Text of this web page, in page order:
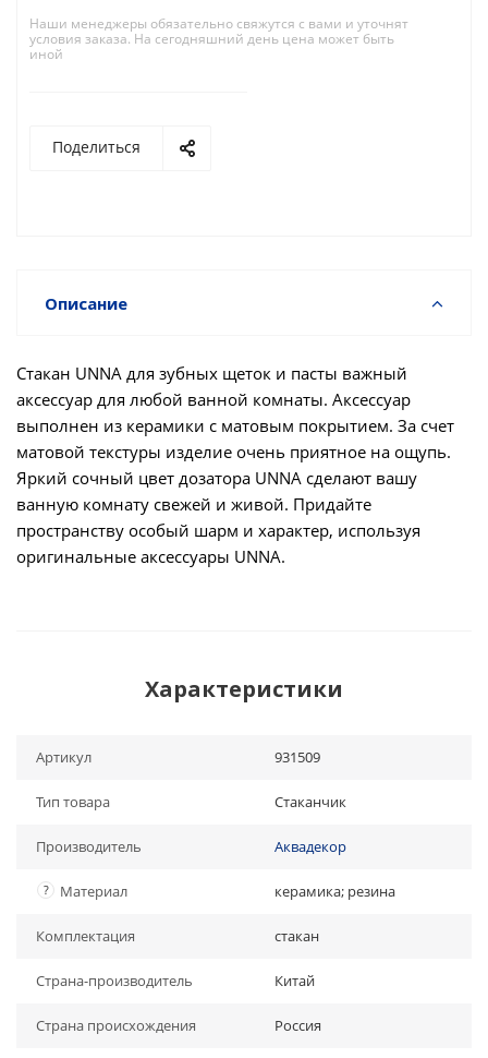
Наши менеджеры обязательно свяжутся с вами и уточнят
условия заказа. На сегодняшний день цена может быть
иной
Поделиться
Описание
Стакан UNNA для зубных щеток и пасты важный
аксессуар для любой ванной комнаты. Аксессуар
выполнен из керамики с матовым покрытием. За счет
матовой текстуры изделие очень приятное на ощупь.
Яркий сочный цвет дозатора UNNA сделают вашу
ванную комнату свежей и живой. Придайте
пространству особый шарм и характер, используя
оригинальные аксессуары UNNA.
Характеристики
Артикул 931509
Тип товара Стаканчик
Производитель Аквадекор
? Материал керамика; резина
Комплектация стакан
Страна-производитель Китай
Страна происхождения Россия